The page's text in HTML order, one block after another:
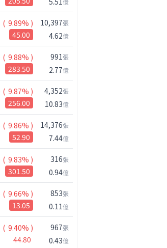
億
( 9.89% )
45.00
10,397張
4.62億
( 9.88% )
283.50
991張
2.77億
( 9.87% )
256.00
4,352張
10.83億
( 9.86% )
52.90
14,376張
7.44億
( 9.83% )
301.50
316張
0.94億
( 9.66% )
13.05
853張
0.11億
( 9.40% )
44.80
967張
0.43億